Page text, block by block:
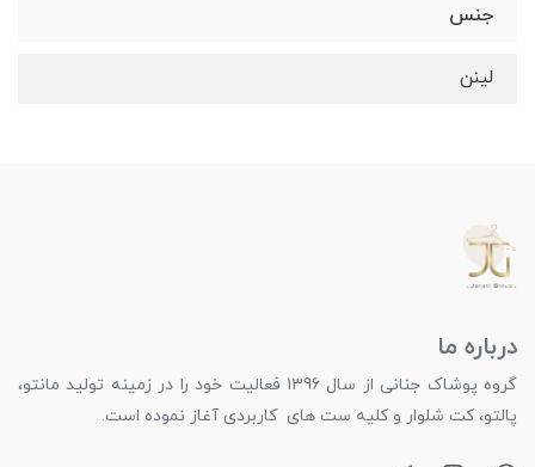
جنس
لینن
درباره ما
گروه پوشاک جنانی از سال 1396 فعالیت خود را در زمینه تولید مانتو،
پالتو، کت شلوار و کلیه ست های کاربردی آغاز نموده است.